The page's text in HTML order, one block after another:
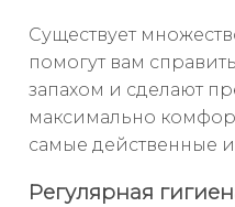
Существует
помогут вам
запахом и сделают
максимально
самые действенные
Регулярная